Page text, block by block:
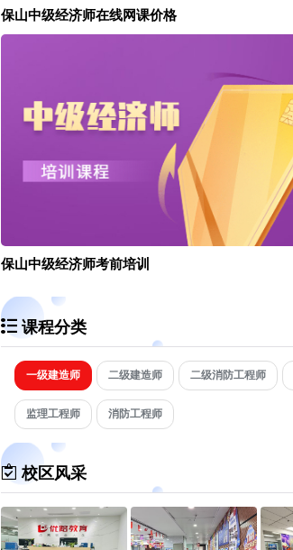
保山中级经济师在线网课价格
保山中级经济师考前培训
课程分类
一级建造师 二级建造师 二级消防工程师
监理工程师 消防工程师
校区风采